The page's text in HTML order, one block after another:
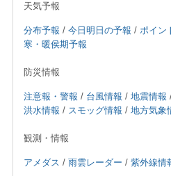
天気予報
分布予報 / 今日明日の予報 / ポイン
寒・暖侯期予報
防災情報
注意報・警報 / 台風情報 / 地震情報
洪水情報 / スモッグ情報 / 地方気象
観測・情報
アメダス / 雨雲レーダー / 紫外線情